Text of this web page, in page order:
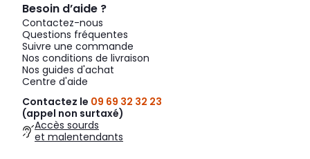
Besoin d’aide ?
Contactez-nous
Questions fréquentes
Suivre une commande
Nos conditions de livraison
Nos guides d'achat
Centre d'aide
Contactez le 09 69 32 32 23
(appel non surtaxé)
Accès sourds
et malentendants